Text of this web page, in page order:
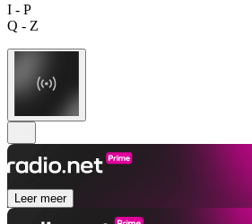
I - P
Q - Z
Leer meer